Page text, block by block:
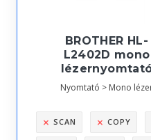
BROTHER HL-
L2402D mono
Nyomtató > Mono
SCAN COPY